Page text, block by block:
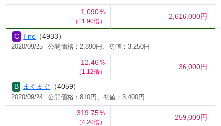
1,090％
（11.90倍）
2,616,000円
I-ne （4933）
2020/09/25 公開価格：2,890円、初値：3,250円
12.46％
（1.12倍）
36,000円
まぐまぐ （4059）
2020/09/24 公開価格：810円、初値：3,400円
319.75％
（4.20倍）
259,000円